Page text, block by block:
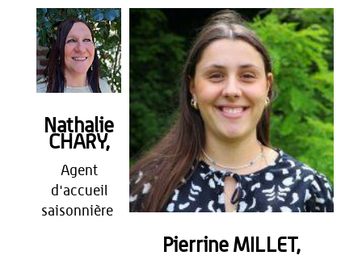
Nathalie
CHARY,
Agent
d'accueil
saisonnière
Pierrine MILLET,